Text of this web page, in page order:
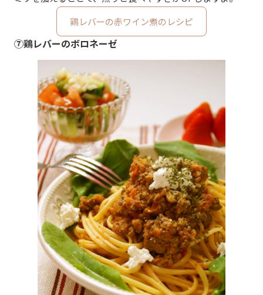
鶏レバーの赤ワイン煮のレシピ
⑦鶏レバーのボロネーゼ